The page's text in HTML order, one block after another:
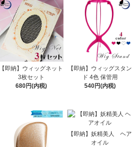
【即納】ウィッグネット
3枚セット
680円(内税)
【即納】ウィッグスタン
ド 4色 保管用
540円(内税)
【即納】妖精美人 ヘア
オイル